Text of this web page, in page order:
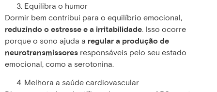
Equilibra o humor
Dormir bem contribui para o equilíbrio emocional,
reduzindo o estresse e a irritabilidade. Isso ocorre
porque o sono ajuda a regular a produção de
neurotransmissores responsáveis pelo seu estado
emocional, como a serotonina.
Melhora a saúde cardiovascular